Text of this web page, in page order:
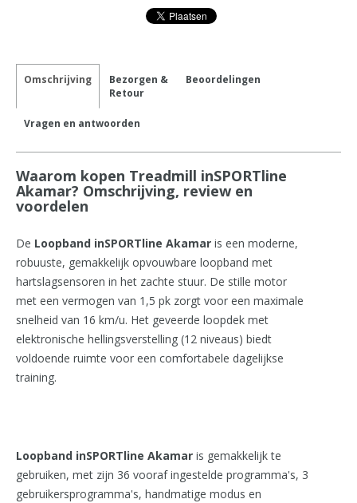
Omschrijving
Bezorgen &
Retour
Beoordelingen
Vragen en antwoorden
Waarom kopen Treadmill inSPORTline
Akamar? Omschrijving, review en
voordelen
De Loopband inSPORTline Akamar is een moderne,
robuuste, gemakkelijk opvouwbare loopband met
hartslagsensoren in het zachte stuur. De stille motor
met een vermogen van 1,5 pk zorgt voor een maximale
snelheid van 16 km/u. Het geveerde loopdek met
elektronische hellingsverstelling (12 niveaus) biedt
voldoende ruimte voor een comfortabele dagelijkse
training.
Loopband inSPORTline Akamar is gemakkelijk te
gebruiken, met zijn 36 vooraf ingestelde programma's, 3
gebruikersprogramma's, handmatige modus en